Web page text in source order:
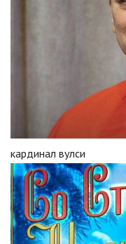
кардинал вулси